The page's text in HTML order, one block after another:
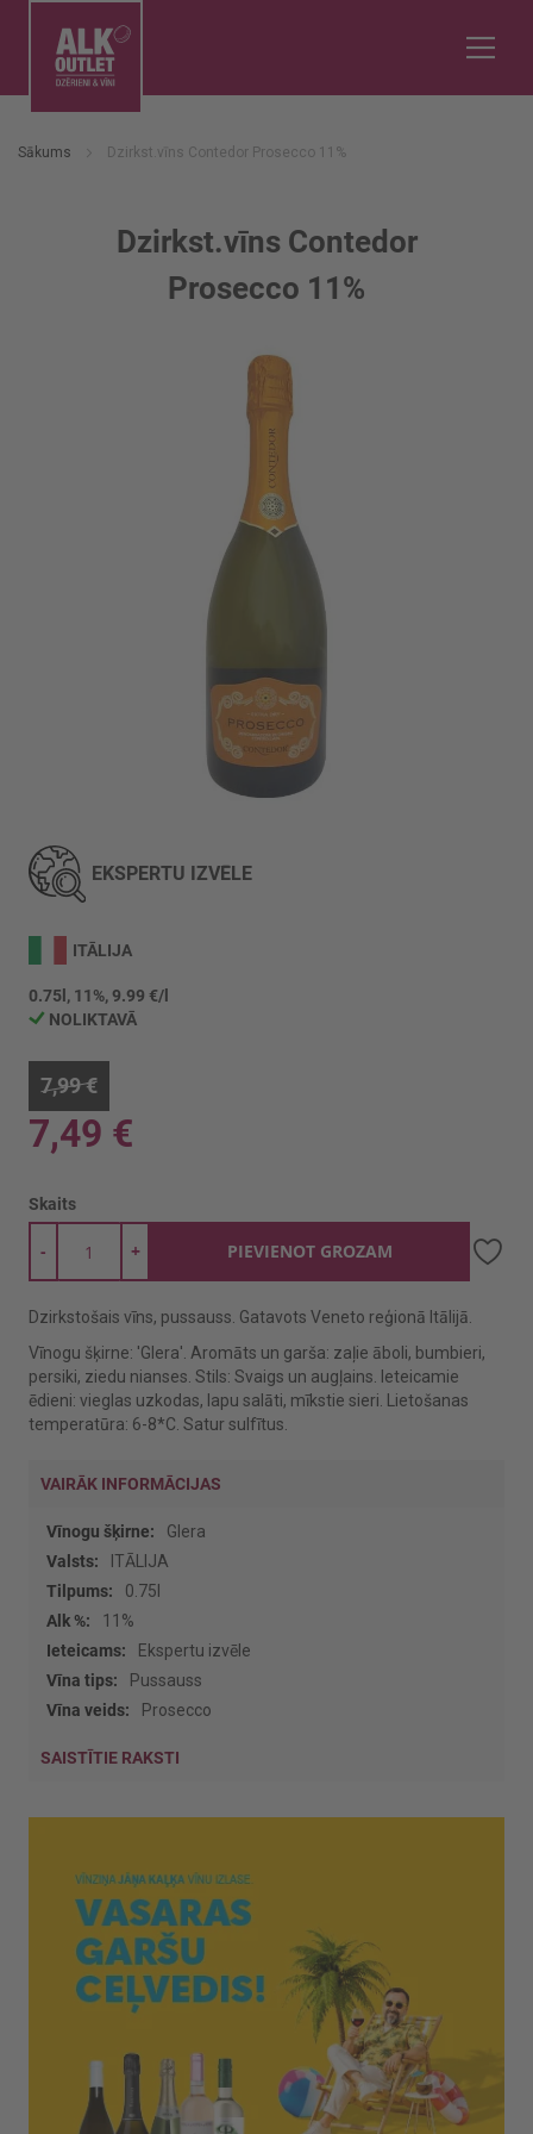
Sākums Dzirkst.vīns Contedor Prosecco 11%
Dzirkst.vīns Contedor
Prosecco 11%
uz
galerijas
sākumu
EKSPERTU IZVĒLE
ITĀLIJA
0.75l, 11%, 9.99 €/l
NOLIKTAVĀ
7,99 €
7,49 €
Skaits
+
- PIEVIENOT GROZAM
Dzirkstošais vīns, pussauss. Gatavots Veneto reģionā Itālijā.
Vīnogu šķirne: 'Glera'. Aromāts un garša: zaļie āboli, bumbieri,
persiki, ziedu nianses. Stils: Svaigs un augļains. Ieteicamie
ēdieni: vieglas uzkodas, lapu salāti, mīkstie sieri. Lietošanas
temperatūra: 6-8*C. Satur sulfītus.
VAIRĀK INFORMĀCIJAS
Vairāk
informācijas
Glera
ITĀLIJA
0.75l
11%
Ekspertu izvēle
Pussauss
Prosecco
SAISTĪTIE RAKSTI